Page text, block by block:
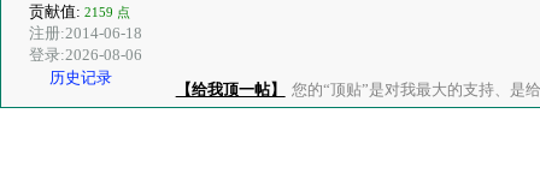
贡献值: 2159 点
注册:2014-06-18
登录:2026-08-06
历史记录
【给我顶一帖】 您的“顶贴”是对我最大的支持、是